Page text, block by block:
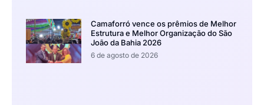
Camaforró vence os prêmios de Melhor
Estrutura e Melhor Organização do São
João da Bahia 2026
6 de agosto de 2026